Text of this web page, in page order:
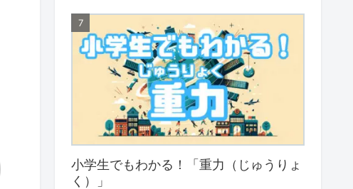
小学生でもわかる！「重力（じゅうりょ
く）」